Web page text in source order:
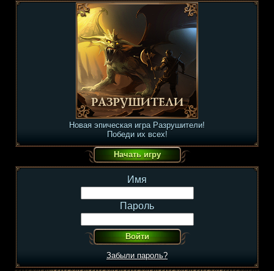
Новая эпическая игра Разрушители!
Победи их всех!
Имя
Пароль
Забыли пароль?